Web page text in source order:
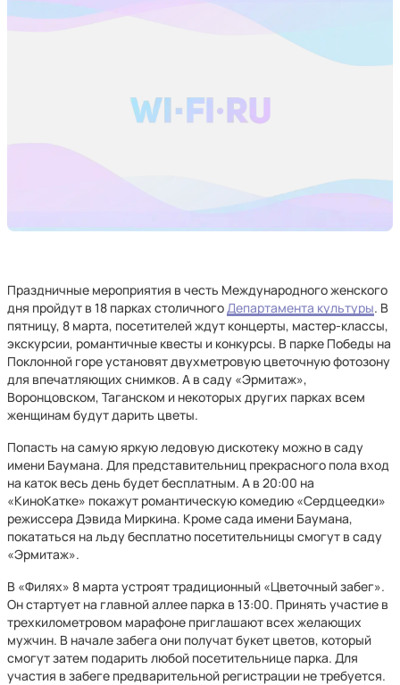
Праздничные мероприятия в честь Международного женского
дня пройдут в 18 парках столичногоДепартамента культуры. В
пятницу, 8 марта, посетителей ждут концерты, мастер-классы,
экскурсии, романтичные квесты и конкурсы. В парке Победы на
Поклонной горе установят двухметровую цветочную фотозону
для впечатляющих снимков. А в саду «Эрмитаж»,
Воронцовском, Таганском и некоторых других парках всем
женщинам будут дарить цветы.
Попасть на самую яркую ледовую дискотеку можно в саду
имени Баумана. Для представительниц прекрасного пола вход
на каток весь день будет бесплатным. А в 20:00 на
«КиноКатке» покажут романтическую комедию «Сердцеедки»
режиссера Дэвида Миркина. Кроме сада имени Баумана,
покататься на льду бесплатно посетительницы смогут в саду
«Эрмитаж».
В «Филях» 8 марта устроят традиционный «Цветочный забег».
Он стартует на главной аллее парка в 13:00. Принять участие в
трехкилометровом марафоне приглашают всех желающих
мужчин. В начале забега они получат букет цветов, который
смогут затем подарить любой посетительнице парка. Для
участия в забеге предварительной регистрации не требуется.